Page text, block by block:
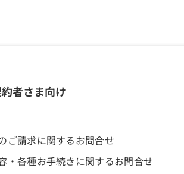
者さま向け
ご請求に関するお問合せ
・各種お手続きに関するお問合せ